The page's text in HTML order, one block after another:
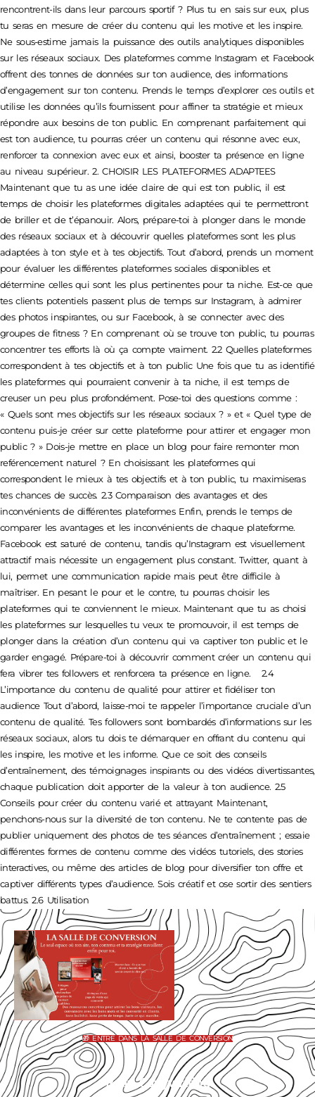
rencontrent-ils dans leur parcours sportif ? Plus tu en sais sur eux, plus
tu seras en mesure de créer du contenu qui les motive et les inspire.
Ne sous-estime jamais la puissance des outils analytiques disponibles
sur les réseaux sociaux. Des plateformes comme Instagram et Facebook
offrent des tonnes de données sur ton audience, des informations
d’engagement sur ton contenu. Prends le temps d’explorer ces outils et
utilise les données qu’ils fournissent pour affiner ta stratégie et mieux
répondre aux besoins de ton public. En comprenant parfaitement qui
est ton audience, tu pourras créer un contenu qui résonne avec eux,
renforcer ta connexion avec eux et ainsi, booster ta présence en ligne
au niveau supérieur. 2. CHOISIR LES PLATEFORMES ADAPTEES
Maintenant que tu as une idée claire de qui est ton public, il est
temps de choisir les plateformes digitales adaptées qui te permettront
de briller et de t’épanouir. Alors, prépare-toi à plonger dans le monde
des réseaux sociaux et à découvrir quelles plateformes sont les plus
adaptées à ton style et à tes objectifs. Tout d’abord, prends un moment
pour évaluer les différentes plateformes sociales disponibles et
détermine celles qui sont les plus pertinentes pour ta niche. Est-ce que
tes clients potentiels passent plus de temps sur Instagram, à admirer
des photos inspirantes, ou sur Facebook, à se connecter avec des
groupes de fitness ? En comprenant où se trouve ton public, tu pourras
concentrer tes efforts là où ça compte vraiment. 2.2 Quelles plateformes
correspondent à tes objectifs et à ton public Une fois que tu as identifié
les plateformes qui pourraient convenir à ta niche, il est temps de
creuser un peu plus profondément. Pose-toi des questions comme :
« Quels sont mes objectifs sur les réseaux sociaux ? » et « Quel type de
contenu puis-je créer sur cette plateforme pour attirer et engager mon
public ? » Dois-je mettre en place un blog pour faire remonter mon
reférencement naturel ? En choisissant les plateformes qui
correspondent le mieux à tes objectifs et à ton public, tu maximiseras
tes chances de succès. 2.3 Comparaison des avantages et des
inconvénients de différentes plateformes Enfin, prends le temps de
comparer les avantages et les inconvénients de chaque plateforme.
Facebook est saturé de contenu, tandis qu’Instagram est visuellement
attractif mais nécessite un engagement plus constant. Twitter, quant à
lui, permet une communication rapide mais peut être difficile à
maîtriser. En pesant le pour et le contre, tu pourras choisir les
plateformes qui te conviennent le mieux. Maintenant que tu as choisi
les plateformes sur lesquelles tu veux te promouvoir, il est temps de
plonger dans la création d’un contenu qui va captiver ton public et le
garder engagé. Prépare-toi à découvrir comment créer un contenu qui
fera vibrer tes followers et renforcera ta présence en ligne. 2.4
L’importance du contenu de qualité pour attirer et fidéliser ton
audience Tout d’abord, laisse-moi te rappeler l’importance cruciale d’un
contenu de qualité. Tes followers sont bombardés d’informations sur les
réseaux sociaux, alors tu dois te démarquer en offrant du contenu qui
les inspire, les motive et les informe. Que ce soit des conseils
d’entraînement, des témoignages inspirants ou des vidéos divertissantes,
chaque publication doit apporter de la valeur à ton audience. 2.5
Conseils pour créer du contenu varié et attrayant Maintenant,
penchons-nous sur la diversité de ton contenu. Ne te contente pas de
publier uniquement des photos de tes séances d’entraînement ; essaie
différentes formes de contenu comme des vidéos tutoriels, des stories
interactives, ou même des articles de blog pour diversifier ton offre et
captiver différents types d’audience. Sois créatif et ose sortir des sentiers
battus. 2.6 Utilisation
🎁 ENTRE DANS LA SALLE DE CONVERSION
Rolly Copywriting